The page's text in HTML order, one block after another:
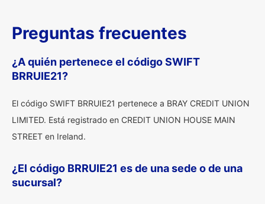
Preguntas frecuentes
¿A quién pertenece el código SWIFT
BRRUIE21?
El código SWIFT BRRUIE21 pertenece a BRAY CREDIT UNION
LIMITED. Está registrado en CREDIT UNION HOUSE MAIN
STREET en Ireland.
¿El código BRRUIE21 es de una sede o de una
sucursal?